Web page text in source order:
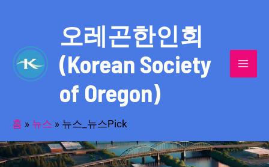
오레곤한인회
(Korean Society
of Oregon)
홈 » 뉴스 » 뉴스_뉴스Pick
반세기의 세월을 품고 동포사회를 섬겨온
오레곤한인회!